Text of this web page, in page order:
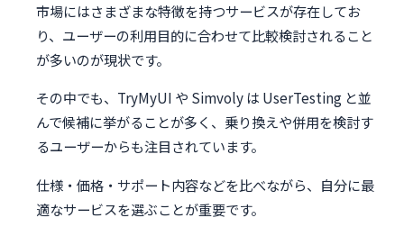
市場にはさまざまな特徴を持つサービスが存在してお
り、ユーザーの利用目的に合わせて比較検討されること
が多いのが現状です。
その中でも、TryMyUI や Simvoly は UserTesting と並
んで候補に挙がることが多く、乗り換えや併用を検討す
るユーザーからも注目されています。
仕様・価格・サポート内容などを比べながら、自分に最
適なサービスを選ぶことが重要です。